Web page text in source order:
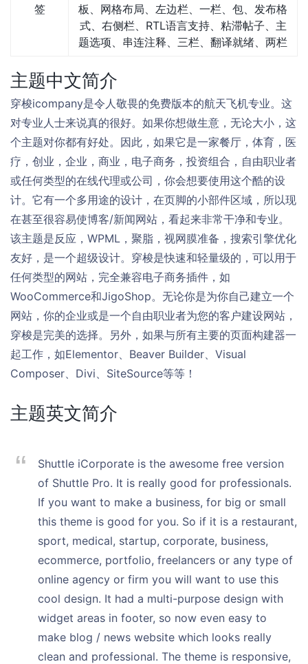
签
板、网格布局、左边栏、一栏、包、发布格
式、右侧栏、RTL语言支持、粘滞帖子、主
题选项、串连注释、三栏、翻译就绪、两栏
主题中文简介
穿梭icompany是令人敬畏的免费版本的航天飞机专业。这
对专业人士来说真的很好。如果你想做生意，无论大小，这
个主题对你都有好处。因此，如果它是一家餐厅，体育，医
疗，创业，企业，商业，电子商务，投资组合，自由职业者
或任何类型的在线代理或公司，你会想要使用这个酷的设
计。它有一个多用途的设计，在页脚的小部件区域，所以现
在甚至很容易使博客/新闻网站，看起来非常干净和专业。
该主题是反应，WPML，聚脂，视网膜准备，搜索引擎优化
友好，是一个超级设计。穿梭是快速和轻量级的，可以用于
任何类型的网站，完全兼容电子商务插件，如
WooCommerce和JigoShop。无论你是为你自己建立一个
网站，你的企业或是一个自由职业者为您的客户建设网站，
穿梭是完美的选择。另外，如果与所有主要的页面构建器一
起工作，如Elementor、Beaver Builder、Visual
Composer、Divi、SiteSource等等！
主题英文简介
Shuttle iCorporate is the awesome free version
of Shuttle Pro. It is really good for professionals.
If you want to make a business, for big or small
this theme is good for you. So if it is a restaurant,
sport, medical, startup, corporate, business,
ecommerce, portfolio, freelancers or any type of
online agency or firm you will want to use this
cool design. It had a multi-purpose design with
widget areas in footer, so now even easy to
make blog / news website which looks really
clean and professional. The theme is responsive,